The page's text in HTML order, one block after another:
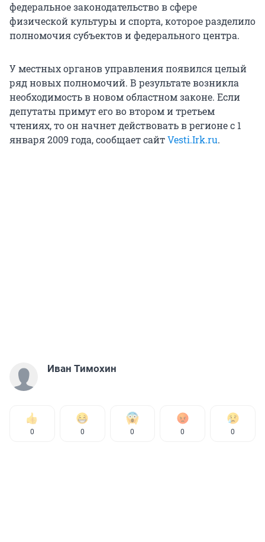
федеральное законодательство в сфере
физической культуры и спорта, которое разделило
полномочия субъектов и федерального центра.
У местных органов управления появился целый
ряд новых полномочий. В результате возникла
необходимость в новом областном законе. Если
депутаты примут его во втором и третьем
чтениях, то он начнет действовать в регионе с 1
января 2009 года, сообщает сайтVesti.Irk.ru.
Иван Тимохин
0 0 0 0 0